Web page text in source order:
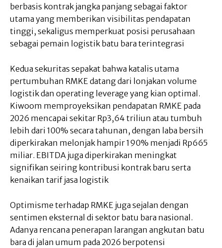
berbasis kontrak jangka panjang sebagai faktor
utama yang memberikan visibilitas pendapatan
tinggi, sekaligus memperkuat posisi perusahaan
sebagai pemain logistik batu bara terintegrasi
Kedua sekuritas sepakat bahwa katalis utama
pertumbuhan RMKE datang dari lonjakan volume
logistik dan operating leverage yang kian optimal.
Kiwoom memproyeksikan pendapatan RMKE pada
2026 mencapai sekitar Rp3,64 triliun atau tumbuh
lebih dari 100% secara tahunan, dengan laba bersih
diperkirakan melonjak hampir 190% menjadi Rp665
miliar. EBITDA juga diperkirakan meningkat
signifikan seiring kontribusi kontrak baru serta
kenaikan tarif jasa logistik
Optimisme terhadap RMKE juga sejalan dengan
sentimen eksternal di sektor batu bara nasional.
Adanya rencana penerapan larangan angkutan batu
bara di jalan umum pada 2026 berpotensi